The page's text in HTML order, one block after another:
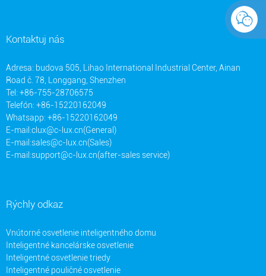
Kontaktuj nás
Adresa: budova 505, Lihao International Industrial Center, Ainan
Road č. 78, Longgang, Shenzhen
Tel: +86-755-28706575
Telefón: +86-15220162049
Whatsapp: +86-15220162049
E-mail:clux@c-lux.cn(General)
E-mail:sales@c-lux.cn(Sales)
E-mail:support@c-lux.cn(after-sales service)
Rýchly odkaz
Vnútorné osvetlenie inteligentného domu
Inteligentné kancelárske osvetlenie
Inteligentné osvetlenie triedy
Inteligentné pouličné osvetlenie